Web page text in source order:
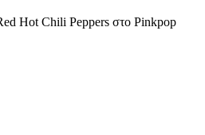
Hot Chili Peppers στο Pinkpop